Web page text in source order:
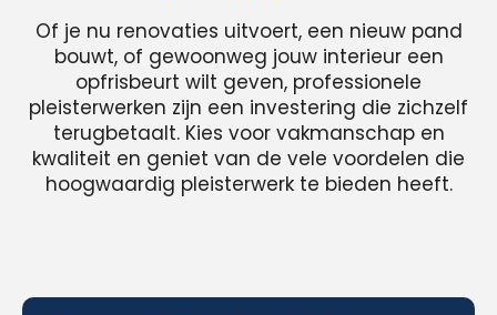
Of je nu renovaties uitvoert, een nieuw pand
bouwt, of gewoonweg jouw interieur een
opfrisbeurt wilt geven, professionele
pleisterwerken zijn een investering die zichzelf
terugbetaalt. Kies voor vakmanschap en
kwaliteit en geniet van de vele voordelen die
hoogwaardig pleisterwerk te bieden heeft.